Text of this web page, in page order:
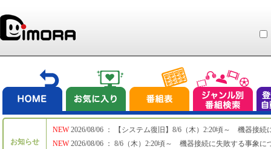
お知らせ
NEW
NEW
2026/08/06 ： 【システム復旧】8/6（木）2:20頃～ 機器接続
2026/08/06 ： 8/6（木）2:20頃～ 機器接続に失敗する事象に